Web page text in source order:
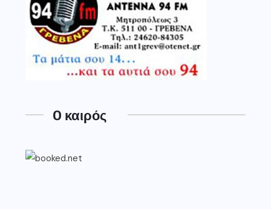
O καιρός